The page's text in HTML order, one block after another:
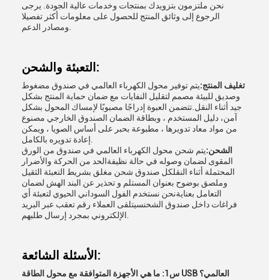
نحن ملتزمون بتزويدك بمنتجات وخدمات عالية الجودة. يرجى
الرجوع إلى وثائق المنتج للحصول على معلومات أكثر تفصيلا
التعبئة والشحن:
تغليف المنتج:يتم توفير محول الكهرباء العالمي في صندوق مضغوط
وصديق للبيئة مصمم لتقليل النفايات مع ضمان حماية المنتج بشكل
جيد أثناء النقل.تتضمن العبوة إدراجًا مصبوبًا لإمساك المحول بشكل
آمن، دليل المستخدم ، وبطاقة الضمان الصندوق الخارجي مصنوع
من مواد معاد تدويرها ، مطبوعة بحبر على أساس الصويا ، ويمكن
الشحن:يتم شحن محول الكهرباء العالمي في صندوق من الورق
المقوى لضمان وصوله في حالة نظيفةالحد من الحركة والأضرار
المحتملة أثناء النقلكل صندوق شحن مغلق بشريط التعبئة الثقيل
وملصق بوضوح بعنوان المستلم و تحذير عن البند الهش لضمان
التعامل بعنايةنحن نستخدم الفول السوداني الحيوي لتعبئة أي
فراغات داخل صندوق الشحنسيتلقى العملاء رقم تعقب عبر البريد
الأسئلة الشائعة:
س1: ما هي الأجهزة المتوافقة مع محول الطاقة USB العالمي؟